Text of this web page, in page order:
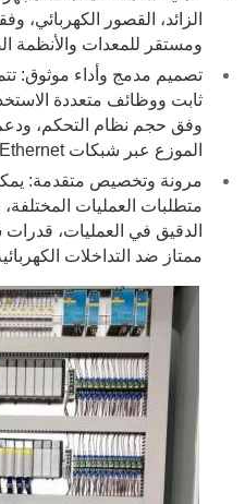
الزائد، القصور
ومستقر للمعدات والأنظمة
تصميم مدمج وأداء موثوق:
ثابت ووظائف متعددة
وفق حجم نظام التحكم، ودعم
الموزع عبر شبكات Industrial Ethernet أو Fieldbus.
مرونة وتخصيص متقدمة:
متطلبات العمليات المختلفة،
الدقيق في العمليات، قدرات
ممتاز ضد التداخلات